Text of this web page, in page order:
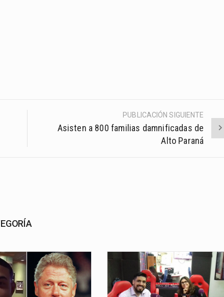
PUBLICACIÓN SIGUIENTE
Asisten a 800 familias damnificadas de
Alto Paraná